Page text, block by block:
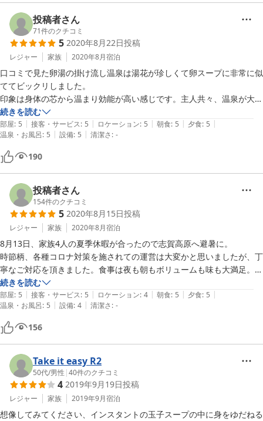
投稿者さん
71件のクチコミ
5 2020年8月22日投稿
レジャー 家族 2020年8月宿泊
口コミで見た卵湯の掛け流し温泉は湯花が珍しくて卵スープに非常に似
ててビックリしました。
印象は身体の芯から温まり効能が高い感じです。主人共々、温泉が大好
きで何度も堪能しました。スタッフの皆さんの接客も良く心から癒され
ました。　お料理は料理人さんの腕の良さが感じられ素朴さと技巧が感
じられ味も素材その物の良さを引き立てて特にナスの御創りは美しく優
しい味付け美味で素晴らしいです。
天婦羅その他の料理、そして盛り付けに至るまで全て美しく正に料理人
さんのコース料理を堪能しました。
コロナ対応して安心して宿泊できました。温泉も密にならずに何度も入
浴できました。
山の中の貴重な掛け流し温泉に身も心も癒されました。
私達は同じ県内に住んでいるので山に虫がいるのは自然な事だと思いま
す。できたらなんですが、部屋に虫が出た時の為にハエ叩きがあれば良
いと思いました。これは実際にゲジゲジ風の虫が出て退治が大変で感じ
た事です。それと扇風機も貸して頂き有難うございました。キノコの季
節も素敵だと思います。又来てみたいです。今回は本当に有難うござい
ました。
続きを読む
部屋: 5 | 接客・サービス: 5 | ロケーション: 5 | 朝食: 5 | 夕食: 5 |
温泉・お風呂: 5 | 設備: 5 | 清潔さ: -
190
投稿者さん
154件のクチコミ
5 2020年8月15日投稿
レジャー 家族 2020年8月宿泊
8月13日、家族4人の夏季休暇が合ったので志賀高原へ避暑に。
時節柄、各種コロナ対策を施されての運営は大変かと思いましたが、丁
寧なご対応を頂きました。食事は夜も朝もボリュームも味も大満足。
夜、茄子料理の数々は家族みな喜んで頂きました。
天気に恵まれ、夜は星空観察、ゲンジボタルの里訪問、深夜にはペルセ
ウス流星群も見られました。
お部屋は１室で予約してましたが、大人4人という事で2部屋を使わせ
て頂き感謝。予約時に「チェックアウト後の入浴無料」も魅力で、2日
目に高原ハイキング後の温泉入浴は最高で、帰途につくとき、玄関でず
っとお見送り頂きました。
続きを読む
部屋: 5 | 接客・サービス: 5 | ロケーション: 4 | 朝食: 5 | 夕食: 5 |
温泉・お風呂: 5 | 設備: 4 | 清潔さ: -
156
Take it easy R2
50代/男性 |40件のクチコミ
4 2019年9月19日投稿
レジャー 家族 2019年9月宿泊
想像してみてください、インスタントの玉子スープの中に身をゆだねる